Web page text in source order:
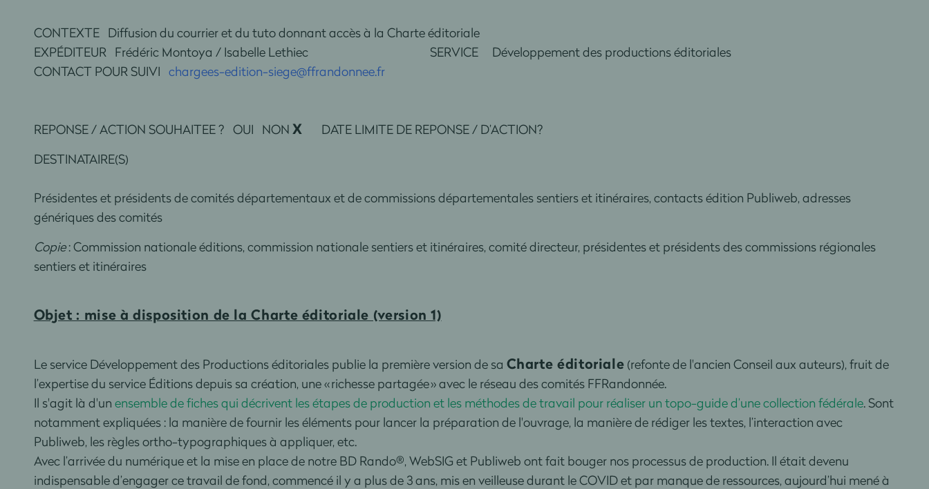
CONTEXTE Diffusion du courrier et du tuto donnant accès à la Charte éditoriale
EXPÉDITEUR Frédéric Montoya / Isabelle Lethiec SERVICE Développement des productions éditoriales
CONTACT POUR SUIVI chargees-edition-siege@ffrandonnee.fr
REPONSE / ACTION SOUHAITEE ? OUI NON X DATE LIMITE DE REPONSE / D’ACTION?
DESTINATAIRE(S)
Présidentes et présidents de comités départementaux et de commissions départementales sentiers et itinéraires, contacts édition Publiweb, adresses
génériques des comités
Copie: Commission nationale éditions, commission nationale sentiers et itinéraires, comité directeur, présidentes et présidents des commissions régionales
sentiers et itinéraires
Objet : mise à disposition de la Charte éditoriale (version 1)
Le service Développement des Productions éditoriales publie la première version de sa Charte éditoriale (refonte de l'ancien Conseil aux auteurs), fruit de
l’expertise du service Éditions depuis sa création, une « richesse partagée » avec le réseau des comités FFRandonnée.
Il s'agit là d'un ensemble de fiches qui décrivent les étapes de production et les méthodes de travail pour réaliser un topo-guide d’une collection fédérale. Sont
notamment expliquées : la manière de fournir les éléments pour lancer la préparation de l'ouvrage, la manière de rédiger les textes, l’interaction avec
Publiweb, les règles ortho-typographiques à appliquer, etc.
Avec l’arrivée du numérique et la mise en place de notre BD Rando®, WebSIG et Publiweb ont fait bouger nos processus de production. Il était devenu
indispensable d’engager ce travail de fond, commencé il y a plus de 3 ans, mis en veilleuse durant le COVID et par manque de ressources, aujourd’hui mené à